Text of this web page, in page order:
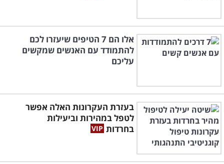
אלו הם 7 הטיפים שיעזרו לכם
להתמודד עם האנשים שמקשים
עליכם
בעזרת העקרונות האלה אפשר
לטפל במהירות וביעילות
בחרדות